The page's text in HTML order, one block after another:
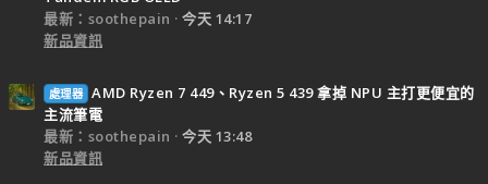
最新：soothepain
今天 14:17
新品資訊
處理器 AMD Ryzen 7 449、Ryzen 5 439 拿掉 NPU 主打更便宜的
主流筆電
最新：soothepain
今天 13:48
新品資訊